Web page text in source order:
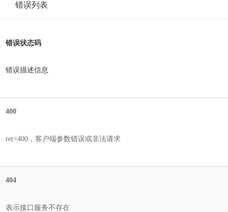
错误列表
错误状态码
错误描述信息
400
ret=400，客户端参数错误或非法请求
404
表示接口服务不存在